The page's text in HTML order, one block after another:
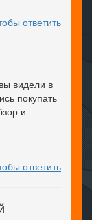
ответить
видели в
покупать
и
ответить